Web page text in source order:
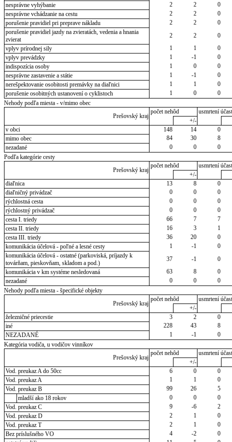
nesprávne vyhýbanie
2 2 0
nesprávne vchádzanie na cestu
2 2 0
porušenie pravidiel pri preprave nákladu
2 2 0
porušenie pravidiel jazdy na zvieratách, vedenia a hnania
zvierat
2 2 0
vplyv prírodnej sily
1 1 0
vplyv prevádzky
1 -1 0
indispozícia osoby
1 0 0
nesprávne zastavenie a státie
1 -1 0
nerešpektovanie osobitosti premávky na diaľnici
1 1 0
porušenie osobitných ustanovení o cyklistoch
1 0 0
Nehody podľa miesta - v/mimo obec
Prešovský kraj
počet nehôd usmrtení účast.
+/-
v obci
148 14 0
mimo obec
84 30 8
nezadané
0 0 0
Podľa kategórie cesty
Prešovský kraj
počet nehôd usmrtení
+/-
diaľnica
13 8 0
diaľničný privádzač
0 0 0
rýchlostná cesta
0 0 0
rýchlostný privádzač
0 0 0
cesta I. triedy
66 7 7
cesta II. triedy
16 3 1
cesta III. triedy
36 20 0
komunikácia účelová - poľné a lesné cesty
1 -1 0
komunikácia účelová - ostatné (parkoviská, príjazdy k
továrňam, pieskovňam, skladom a pod.)
37 -1 0
komunikácia v km systéme nesledovaná
63 8 0
nezadané
0 0 0
Nehody podľa miesta - špecifické objekty
Prešovský kraj
počet nehôd usmrtení
+/-
železničné priecestie
3 2 0
iné
228 43 8
NEZADANÉ
1 -1 0
Kategória vodiča, u vodičov vinníkov
Prešovský kraj
počet nehôd usmrtení
+/-
Vod. preukaz A do 50cc
6 0 0
Vod. preukaz A
1 1 0
Vod. preukaz B
99 26 5
mladší ako 18 rokov
0 0 0
Vod. preukaz C
9 -6 2
Vod. preukaz D
2 1 0
Vod. preukaz T
2 1 0
Bez príslušného VO
4 -2 0